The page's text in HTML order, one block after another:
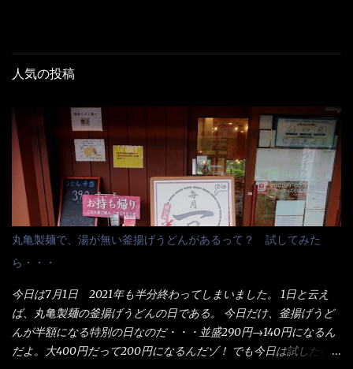
人気の投稿
丸亀製麺で、湯が無い釜揚げうどんがあるって？ 試してみた
ら・・・
今日は7月1日 2021年も半分終わってしまいました。 1日と云え
ば、丸亀製麺の釜揚げうどんの日である。 今日だけ、釜揚げうど
んが半額になる特別の日なのだ・・・並盛290円→140円になるん
だよ。大400円だって200円になるんだゾ！ でも今日は試したい